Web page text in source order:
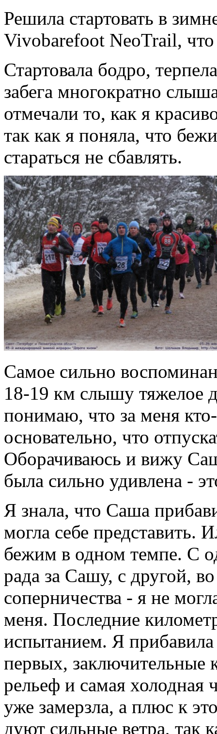
Решила стартовать в
Vivobarefoot NeoTrail,
Стартовала бодро,
забега многократно
отмечали то, как я
так как я поняла, что
стараться не сбавлять.
Самое сильно
18-19 км слышу тяжелое
понимаю, что за меня
основательно, что
Оборачиваюсь и вижу
была сильно удивлена -
Я знала, что Саша
могла себе представить.
бежим в одном темпе. С
рада за Сашу, с другой,
соперничества - я не
меня. Последние
испытанием. Я
первых, заключительные
рельеф и самая холодная
уже замерзла, а плюс к
дуют сильные ветра, так